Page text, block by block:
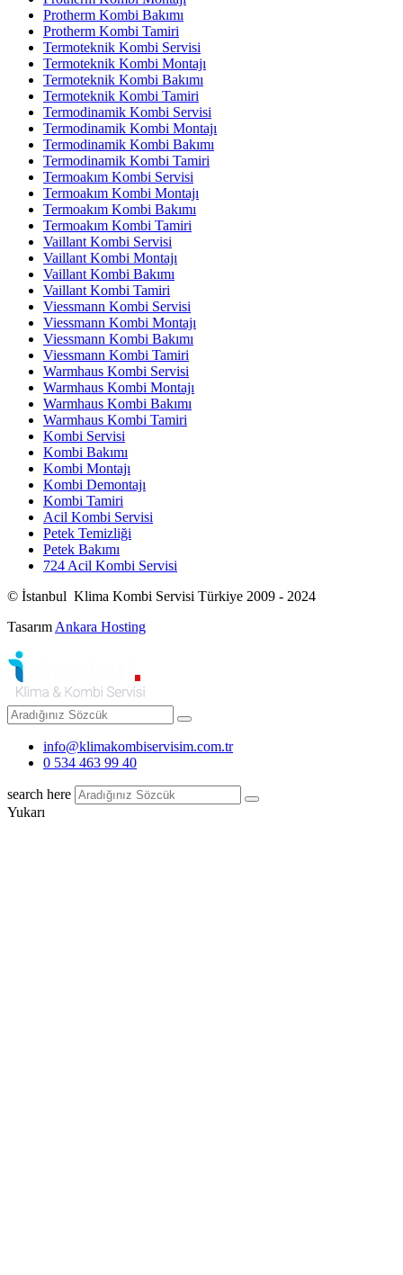
Protherm Kombi Bakımı
Protherm Kombi Tamiri
Termoteknik Kombi Servisi
Termoteknik Kombi Montajı
Termoteknik Kombi Bakımı
Termoteknik Kombi Tamiri
Termodinamik Kombi Servisi
Termodinamik Kombi Montajı
Termodinamik Kombi Bakımı
Termodinamik Kombi Tamiri
Termoakım Kombi Servisi
Termoakım Kombi Montajı
Termoakım Kombi Bakımı
Termoakım Kombi Tamiri
Vaillant Kombi Servisi
Vaillant Kombi Montajı
Vaillant Kombi Bakımı
Vaillant Kombi Tamiri
Viessmann Kombi Servisi
Viessmann Kombi Montajı
Viessmann Kombi Bakımı
Viessmann Kombi Tamiri
Warmhaus Kombi Servisi
Warmhaus Kombi Montajı
Warmhaus Kombi Bakımı
Warmhaus Kombi Tamiri
Kombi Servisi
Kombi Bakımı
Kombi Montajı
Kombi Demontajı
Kombi Tamiri
Acil Kombi Servisi
Petek Temizliği
Petek Bakımı
724 Acil Kombi Servisi
© İstanbul Klima Kombi Servisi Türkiye 2009 - 2024
Tasarım Ankara Hosting
info@klimakombiservisim.com.tr
0 534 463 99 40
search here
Yukarı